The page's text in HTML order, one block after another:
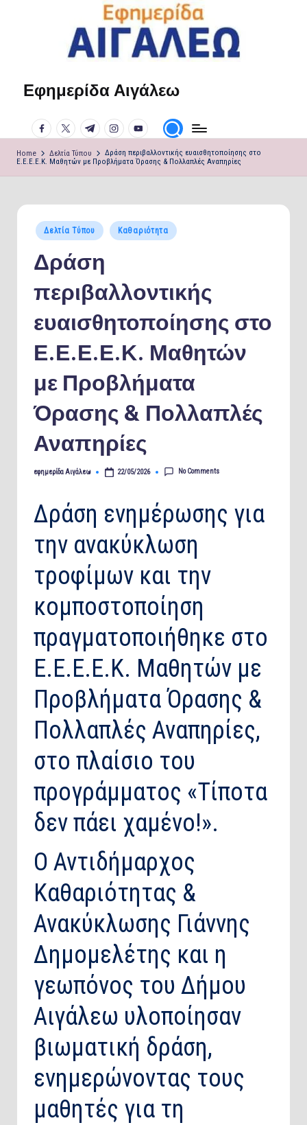
Εφημερίδα Αιγάλεω
φωνή
σου!
facebook.com
twitter.com
t.me instagram.com
youtube.com
Home Δελτία Τύπου
Δράση περιβαλλοντικής ευαισθητοποίησης στο
Ε.Ε.Ε.Ε.Κ. Μαθητών με Προβλήματα Όρασης & Πολλαπλές Αναπηρίες
Posted
in
Δελτία Τύπου Καθαριότητα
Δράση
περιβαλλοντικής
ευαισθητοποίησης στο
Ε.Ε.Ε.Ε.Κ. Μαθητών
με Προβλήματα
Όρασης & Πολλαπλές
Αναπηρίες
Posted
εφημερίδα Αιγάλεω 22/05/2026 No Comments
Δράση ενημέρωσης για
την ανακύκλωση
τροφίμων και την
κομποστοποίηση
πραγματοποιήθηκε στο
Ε.Ε.Ε.Ε.Κ. Μαθητών με
Προβλήματα Όρασης &
Πολλαπλές Αναπηρίες,
στο πλαίσιο του
προγράμματος «Τίποτα
δεν πάει χαμένο!».
Ο Αντιδήμαρχος
Καθαριότητας &
Ανακύκλωσης Γιάννης
Δημομελέτης και η
γεωπόνος του Δήμου
Αιγάλεω υλοποίησαν
βιωματική δράση,
ενημερώνοντας τους
μαθητές για τη